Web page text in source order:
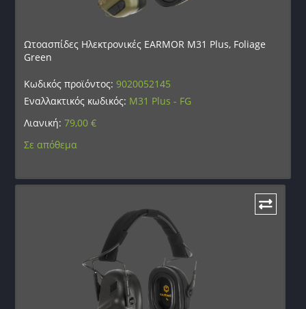
Ωτοασπίδες Ηλεκτρονικές EARMOR M31 Plus, Foliage
Green
Κωδικός προϊόντος:9020052145
Εναλλακτικός κωδικός: M31 Plus - FG
Λιανική:79,00€
Σε απόθεμα